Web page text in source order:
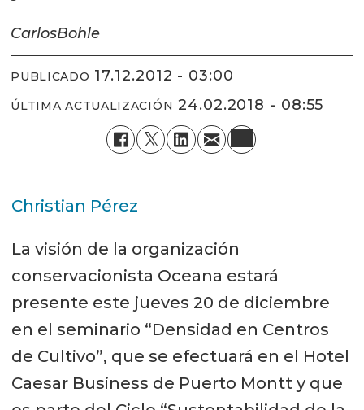
CarlosBohle
PUBLICADO 17.12.2012 - 03:00
ÚLTIMA ACTUALIZACIÓN 24.02.2018 - 08:55
Christian Pérez
La visión de la organización
conservacionista Oceana estará
presente este jueves 20 de diciembre
en el seminario “Densidad en Centros
de Cultivo”, que se efectuará en el Hotel
Caesar Business de Puerto Montt y que